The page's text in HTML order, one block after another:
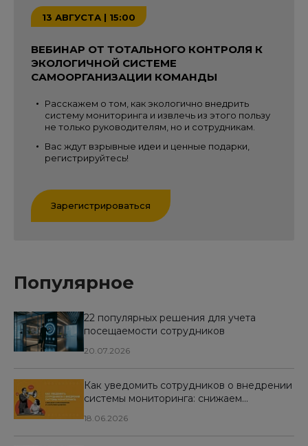
13 АВГУСТА | 15:00
ВЕБИНАР ОТ ТОТАЛЬНОГО КОНТРОЛЯ К
ЭКОЛОГИЧНОЙ СИСТЕМЕ
САМООРГАНИЗАЦИИ КОМАНДЫ
Расскажем о том, как экологично внедрить
систему мониторинга и извлечь из этого пользу
не только руководителям, но и сотрудникам.
Вас ждут взрывные идеи и ценные подарки,
регистрируйтесь!
Зарегистрироваться
Популярное
22 популярных решения для учета
посещаемости сотрудников
20.07.2026
Как уведомить сотрудников о внедрении
системы мониторинга: снижаем
18.06.2026